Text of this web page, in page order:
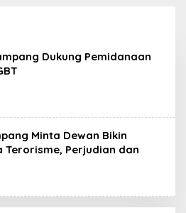
Dukung Pemidanaan
Minta Dewan Bikin
Terorisme, Perjudian dan